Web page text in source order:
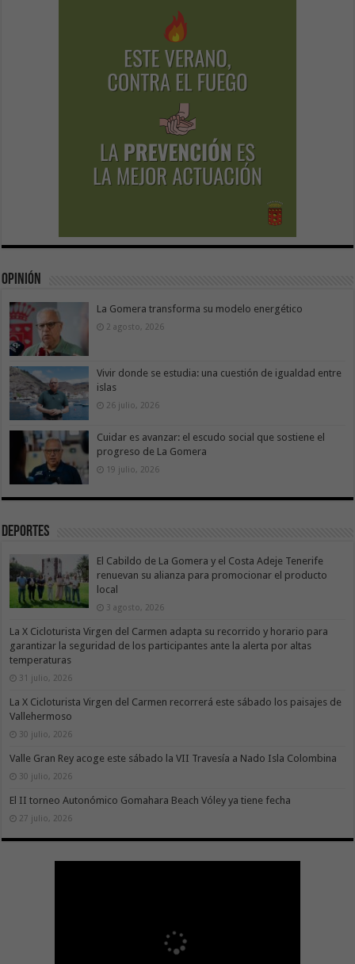
Opinión
La Gomera transforma su modelo energético
2 agosto, 2026
Vivir donde se estudia: una cuestión de igualdad entre
islas
26 julio, 2026
Cuidar es avanzar: el escudo social que sostiene el
progreso de La Gomera
19 julio, 2026
Deportes
El Cabildo de La Gomera y el Costa Adeje Tenerife
renuevan su alianza para promocionar el producto
local
3 agosto, 2026
La X Cicloturista Virgen del Carmen adapta su recorrido y horario para
garantizar la seguridad de los participantes ante la alerta por altas
temperaturas
31 julio, 2026
La X Cicloturista Virgen del Carmen recorrerá este sábado los paisajes de
Vallehermoso
30 julio, 2026
Valle Gran Rey acoge este sábado la VII Travesía a Nado Isla Colombina
30 julio, 2026
El II torneo Autonómico Gomahara Beach Vóley ya tiene fecha
27 julio, 2026